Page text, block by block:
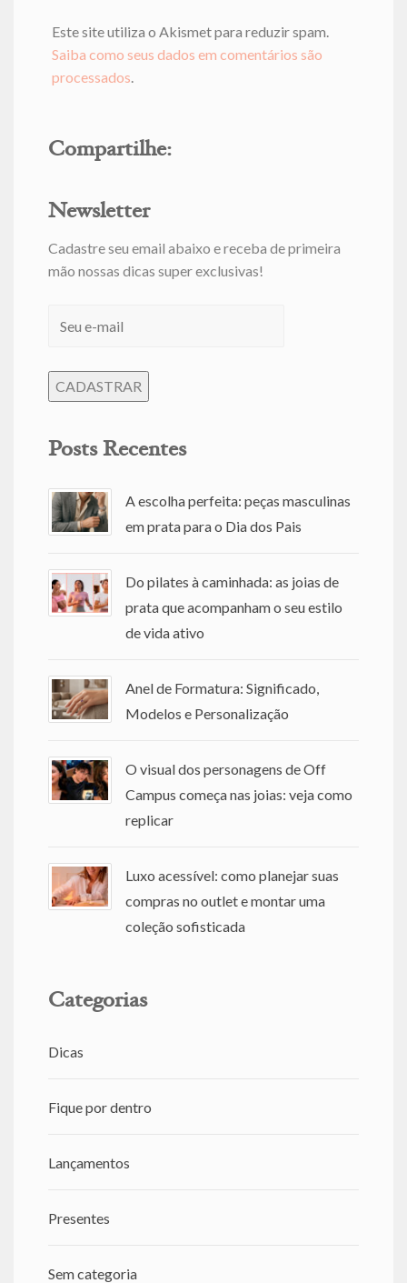
Este site utiliza o Akismet para reduzir spam.
Saiba como seus dados em comentários são
processados.
Compartilhe:
Newsletter
Cadastre seu email abaixo e receba de primeira
mão nossas dicas super exclusivas!
Posts Recentes
A escolha perfeita: peças masculinas
em prata para o Dia dos Pais
Do pilates à caminhada: as joias de
prata que acompanham o seu estilo
de vida ativo
Anel de Formatura: Significado,
Modelos e Personalização
O visual dos personagens de Off
Campus começa nas joias: veja como
replicar
Luxo acessível: como planejar suas
compras no outlet e montar uma
coleção sofisticada
Categorias
Dicas
Fique por dentro
Lançamentos
Presentes
Sem categoria